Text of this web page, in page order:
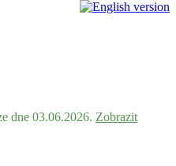
dne 03.06.2026. Zobrazit